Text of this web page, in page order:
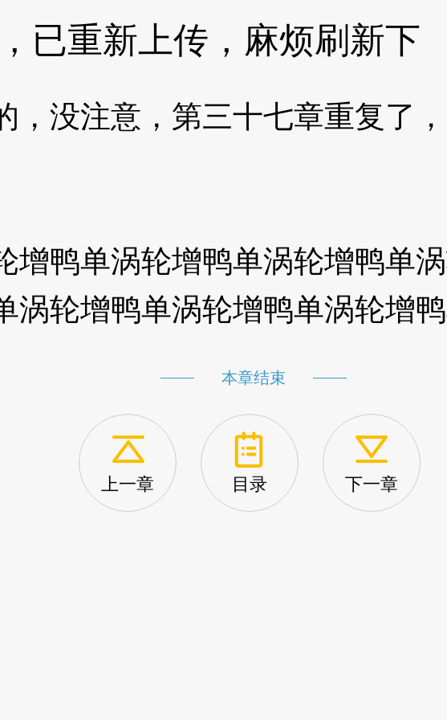
已重新上传，麻烦刷新下
没注意，第三十七章重复了，
鸭单涡轮增鸭单涡轮增鸭单涡
涡轮增鸭单涡轮增鸭单涡轮增
本章结束
上一章 目录 下一章